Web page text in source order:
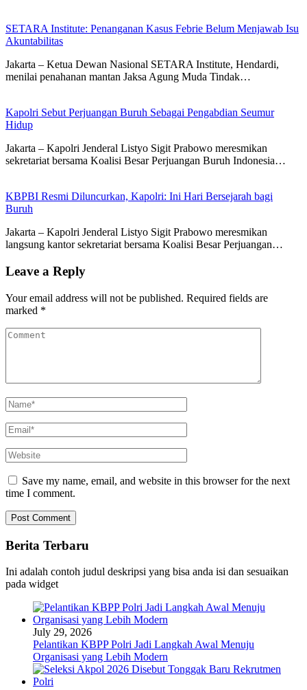
SETARA Institute: Penanganan Kasus Febrie Belum Menjawab Isu
Akuntabilitas
Jakarta – Ketua Dewan Nasional SETARA Institute, Hendardi,
menilai penahanan mantan Jaksa Agung Muda Tindak…
Kapolri Sebut Perjuangan Buruh Sebagai Pengabdian Seumur
Hidup
Jakarta – Kapolri Jenderal Listyo Sigit Prabowo meresmikan
sekretariat bersama Koalisi Besar Perjuangan Buruh Indonesia…
KBPBI Resmi Diluncurkan, Kapolri: Ini Hari Bersejarah bagi
Buruh
Jakarta – Kapolri Jenderal Listyo Sigit Prabowo meresmikan
langsung kantor sekretariat bersama Koalisi Besar Perjuangan…
Leave a Reply
Your email address will not be published. Required fields are
marked *
Save my name, email, and website in this browser for the next
time I comment.
Berita Terbaru
Ini adalah contoh judul deskripsi yang bisa anda isi dan sesuaikan
pada widget
July 29, 2026
Pelantikan KBPP Polri Jadi Langkah Awal Menuju
Organisasi yang Lebih Modern